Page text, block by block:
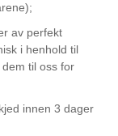
av perfekt
i henhold til
til oss for
innen 3 dager